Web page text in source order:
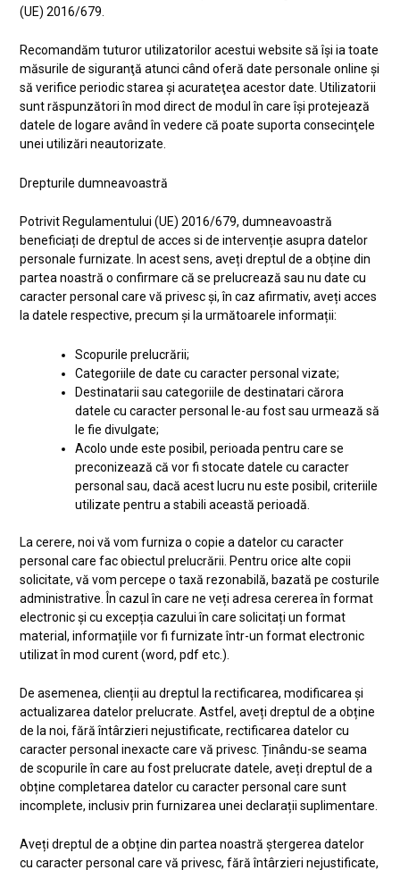
(UE) 2016/679.
Recomandăm tuturor utilizatorilor acestui website să îşi ia toate
măsurile de siguranţă atunci când oferă date personale online şi
să verifice periodic starea şi acurateţea acestor date. Utilizatorii
sunt răspunzători în mod direct de modul în care îşi protejează
datele de logare având în vedere că poate suporta consecinţele
unei utilizări neautorizate.
Drepturile dumneavoastră
Potrivit Regulamentului (UE) 2016/679, dumneavoastră
beneficiați de dreptul de acces si de intervenție asupra datelor
personale furnizate. In acest sens, aveți dreptul de a obține din
partea noastră o confirmare că se prelucrează sau nu date cu
caracter personal care vă privesc și, în caz afirmativ, aveți acces
la datele respective, precum și la următoarele informații:
Scopurile prelucrării;
Categoriile de date cu caracter personal vizate;
Destinatarii sau categoriile de destinatari cărora
datele cu caracter personal le-au fost sau urmează să
le fie divulgate;
Acolo unde este posibil, perioada pentru care se
preconizează că vor fi stocate datele cu caracter
personal sau, dacă acest lucru nu este posibil, criteriile
utilizate pentru a stabili această perioadă.
La cerere, noi vă vom furniza o copie a datelor cu caracter
personal care fac obiectul prelucrării. Pentru orice alte copii
solicitate, vă vom percepe o taxă rezonabilă, bazată pe costurile
administrative. În cazul în care ne veți adresa cererea în format
electronic și cu excepția cazului în care solicitați un format
material, informațiile vor fi furnizate într-un format electronic
utilizat în mod curent (word, pdf etc.).
De asemenea, clienții au dreptul la rectificarea, modificarea și
actualizarea datelor prelucrate. Astfel, aveți dreptul de a obține
de la noi, fără întârzieri nejustificate, rectificarea datelor cu
caracter personal inexacte care vă privesc. Ținându-se seama
de scopurile în care au fost prelucrate datele, aveți dreptul de a
obține completarea datelor cu caracter personal care sunt
incomplete, inclusiv prin furnizarea unei declarații suplimentare.
Aveți dreptul de a obține din partea noastră ștergerea datelor
cu caracter personal care vă privesc, fără întârzieri nejustificate,